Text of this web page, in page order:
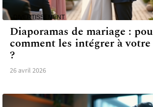
DIVERTISSEMENT
Diaporamas de mariage :
comment les intégrer à
?
26 avril 2026